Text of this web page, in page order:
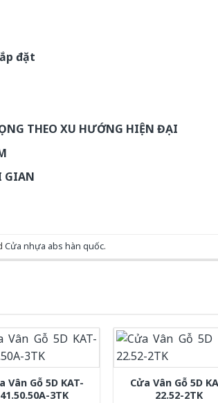
đặt
THEO XU HƯỚNG HIỆN ĐẠI
GIAN
Cửa nhựa abs hàn quốc.
Vân Gỗ 5D KAT-
41.50.50A-3TK
Cửa Vân Gỗ 5D
22.52-2TK